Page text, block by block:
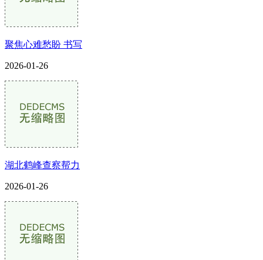
聚焦心难愁盼 书写
2026-01-26
湖北鹤峰查察帮力
2026-01-26